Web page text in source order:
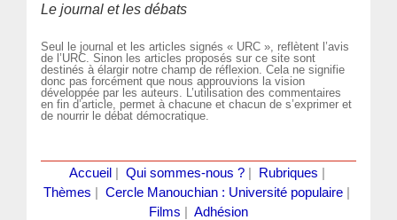
Le journal et les débats
Seul le journal et les articles signés « URC », reflètent l’avis
de l’URC. Sinon les articles proposés sur ce site sont
destinés à élargir notre champ de réflexion. Cela ne signifie
donc pas forcément que nous approuvions la vision
développée par les auteurs. L’utilisation des commentaires
en fin d’article, permet à chacune et chacun de s’exprimer et
de nourrir le débat démocratique.
Accueil Qui sommes-nous ?| Rubriques
Thèmes
Cercle Manouchian : Université populaire
Films
Adhésion